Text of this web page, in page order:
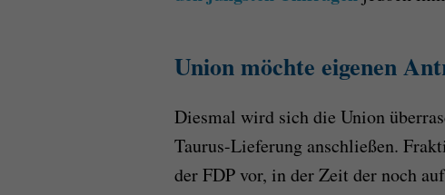
Union möchte eigenen
Diesmal wird sich die Union
Taurus-Lieferung anschließen.
der FDP vor, in der Zeit der noch